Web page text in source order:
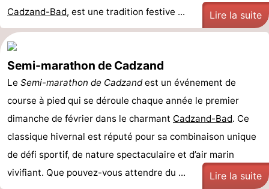
Cadzand-Bad, est une tradition festive ... Lire la suite
Semi-marathon de Cadzand
Le Semi-marathon de Cadzandest un événement de
course à pied qui se déroule chaque année le premier
dimanche de février dans le charmant Cadzand-Bad. Ce
classique hivernal est réputé pour sa combinaison unique
de défi sportif, de nature spectaculaire et d’air marin
vivifiant. Que pouvez-vous attendre du ...
Lire la suite